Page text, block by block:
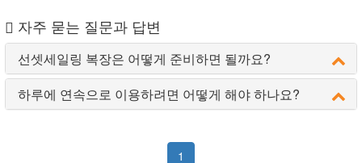
자주 묻는 질문과 답변
선셋세일링 복장은 어떻게 준비하면 될까요?
하루에 연속으로 이용하려면 어떻게 해야 하나요?
1